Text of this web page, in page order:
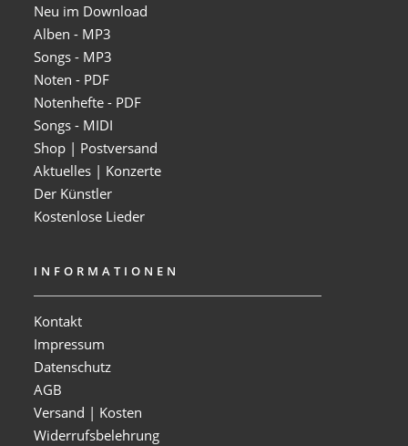
Neu im Download
Alben - MP3
Songs - MP3
Noten - PDF
Notenhefte - PDF
Songs - MIDI
Shop | Postversand
Aktuelles | Konzerte
Der Künstler
Kostenlose Lieder
INFORMATIONEN
Kontakt
Impressum
Datenschutz
AGB
Versand | Kosten
Widerrufsbelehrung